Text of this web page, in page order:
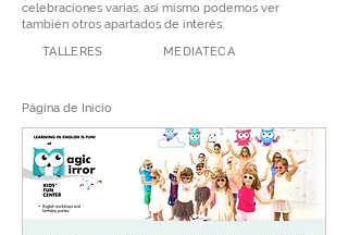
celebraciones varias, así mismo podemos ver
también otros apartados de interés:
TALLERES
MEDIATECA
​Página de Inicio